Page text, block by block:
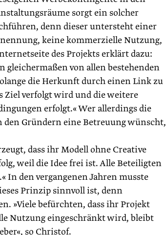
sorgt ein solcher
denn dieser untersteht einer
keine kommerzielle Nutzung,
des Projekts erklärt dazu:
gleichermaßen von allen bestehenden
die Herkunft durch einen Link zu
Ziel verfolgt wird und die weitere
erfolgt.« Wer allerdings die
Gründern eine Betreuung wünscht,
dass ihr Modell ohne Creative
weil die Idee frei ist. Alle Beteiligten
In den vergangenen Jahren musste
Prinzip sinnvoll ist, denn
»Viele befürchten, dass ihr Projekt
Nutzung eingeschränkt wird, bleibt
so Christof.